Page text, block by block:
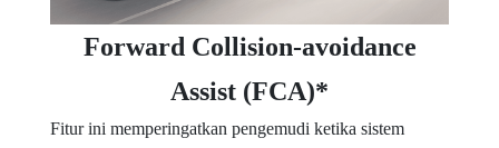
Forward Collision-avoidance
Assist (FCA)*
Fitur ini memperingatkan pengemudi ketika sistem